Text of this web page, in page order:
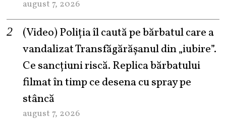
august 7, 2026
(Video) Poliția îl caută pe bărbatul care a
vandalizat Transfăgărășanul din „iubire”.
Ce sancțiuni riscă. Replica bărbatului
filmat în timp ce desena cu spray pe
stâncă
august 7, 2026